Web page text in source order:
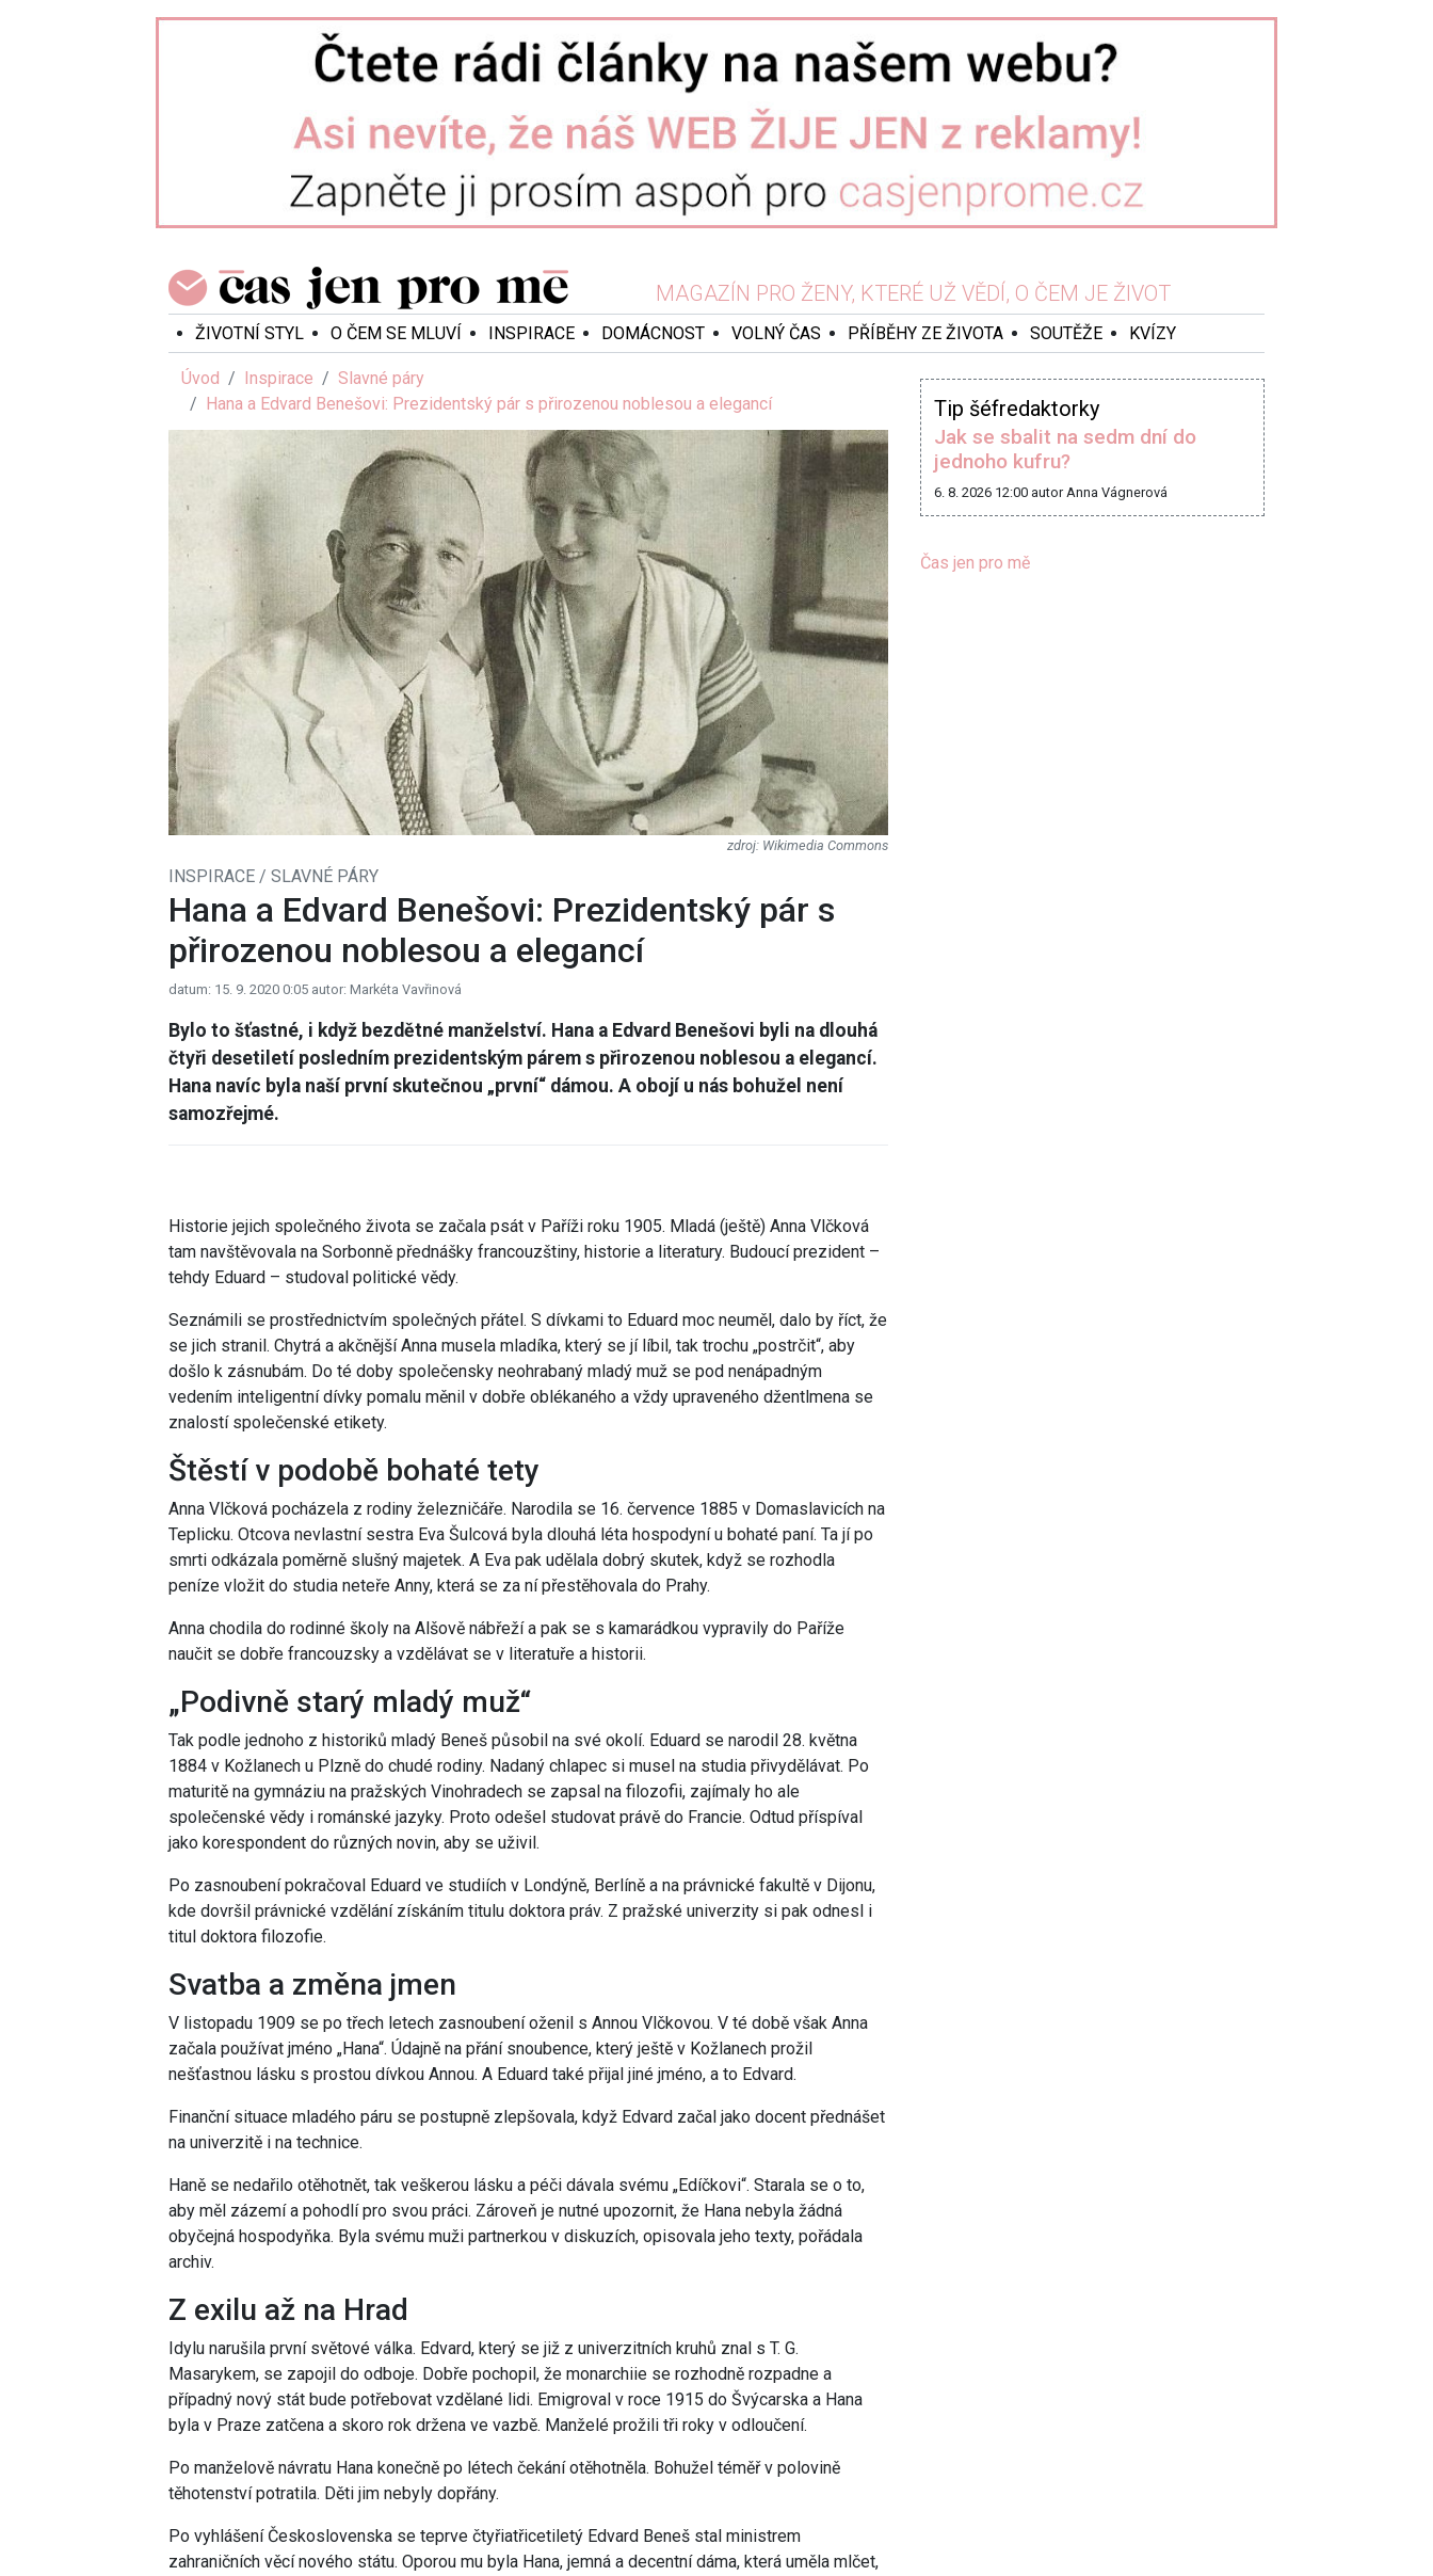
MAGAZÍN PRO ŽENY, KTERÉ UŽ VĚDÍ, O ČEM JE ŽIVOT
ŽIVOTNÍ STYL O ČEM SE MLUVÍ INSPIRACE DOMÁCNOST VOLNÝ ČAS PŘÍBĚHY ZE ŽIVOTA SOUTĚŽE KVÍZY
Úvod Inspirace
Slavné páry
Hana a Edvard Benešovi: Prezidentský pár s přirozenou noblesou a elegancí
Wikimedia Commons
INSPIRACE / SLAVNÉ PÁRY
Hana a Edvard Benešovi: Prezidentský pár s
přirozenou noblesou a elegancí
datum: 15. 9. 2020 0:05 autor: Markéta Vavřinová
Bylo to šťastné, i když bezdětné manželství. Hana a Edvard Benešovi byli na dlouhá
čtyři desetiletí posledním prezidentským párem s přirozenou noblesou a elegancí.
Hana navíc byla naší první skutečnou „první“ dámou. A obojí u nás bohužel není
samozřejmé.
Historie jejich společného života se začala psát v Paříži roku 1905. Mladá (ještě) Anna Vlčková
tam navštěvovala na Sorbonně přednášky francouzštiny, historie a literatury. Budoucí prezident –
tehdy Eduard – studoval politické vědy.
Seznámili se prostřednictvím společných přátel. S dívkami to Eduard moc neuměl, dalo by říct, že
se jich stranil. Chytrá a akčnější Anna musela mladíka, který se jí líbil, tak trochu „postrčit“, aby
došlo k zásnubám. Do té doby společensky neohrabaný mladý muž se pod nenápadným
vedením inteligentní dívky pomalu měnil v dobře oblékaného a vždy upraveného džentlmena se
znalostí společenské etikety.
Štěstí v podobě bohaté tety
Anna Vlčková pocházela z rodiny železničáře. Narodila se 16. července 1885 v Domaslavicích na
Teplicku. Otcova nevlastní sestra Eva Šulcová byla dlouhá léta hospodyní u bohaté paní. Ta jí po
smrti odkázala poměrně slušný majetek. A Eva pak udělala dobrý skutek, když se rozhodla
peníze vložit do studia neteře Anny, která se za ní přestěhovala do Prahy.
Anna chodila do rodinné školy na Alšově nábřeží a pak se s kamarádkou vypravily do Paříže
naučit se dobře francouzsky a vzdělávat se v literatuře a historii.
„Podivně starý mladý muž“
Tak podle jednoho z historiků mladý Beneš působil na své okolí. Eduard se narodil 28. května
1884 v Kožlanech u Plzně do chudé rodiny. Nadaný chlapec si musel na studia přivydělávat. Po
maturitě na gymnáziu na pražských Vinohradech se zapsal na filozofii, zajímaly ho ale
společenské vědy i románské jazyky. Proto odešel studovat právě do Francie. Odtud příspíval
jako korespondent do různých novin, aby se uživil.
Po zasnoubení pokračoval Eduard ve studiích v Londýně, Berlíně a na právnické fakultě v Dijonu,
kde dovršil právnické vzdělání získáním titulu doktora práv. Z pražské univerzity si pak odnesl i
titul doktora filozofie.
Svatba a změna jmen
V listopadu 1909 se po třech letech zasnoubení oženil s Annou Vlčkovou. V té době však Anna
začala používat jméno „Hana“. Údajně na přání snoubence, který ještě v Kožlanech prožil
nešťastnou lásku s prostou dívkou Annou. A Eduard také přijal jiné jméno, a to Edvard.
Finanční situace mladého páru se postupně zlepšovala, když Edvard začal jako docent přednášet
na univerzitě i na technice.
Haně se nedařilo otěhotnět, tak veškerou lásku a péči dávala svému „Edíčkovi“. Starala se o to,
aby měl zázemí a pohodlí pro svou práci. Zároveň je nutné upozornit, že Hana nebyla žádná
obyčejná hospodyňka. Byla svému muži partnerkou v diskuzích, opisovala jeho texty, pořádala
archiv.
Z exilu až na Hrad
Idylu narušila první světové válka. Edvard, který se již z univerzitních kruhů znal s T. G.
Masarykem, se zapojil do odboje. Dobře pochopil, že monarchiie se rozhodně rozpadne a
případný nový stát bude potřebovat vzdělané lidi. Emigroval v roce 1915 do Švýcarska a Hana
byla v Praze zatčena a skoro rok držena ve vazbě. Manželé prožili tři roky v odloučení.
Po manželově návratu Hana konečně po létech čekání otěhotněla. Bohužel téměř v polovině
těhotenství potratila. Děti jim nebyly dopřány.
Po vyhlášení Československa se teprve čtyřiatřicetiletý Edvard Beneš stal ministrem
zahraničních věcí nového státu. Oporou mu byla Hana, jemná a decentní dáma, která uměla mlčet,
Tip šéfredaktorky
Jak se sbalit na sedm dní do
jednoho kufru?
6. 8. 2026 12:00 autor Anna Vágnerová
Čas jen pro mě